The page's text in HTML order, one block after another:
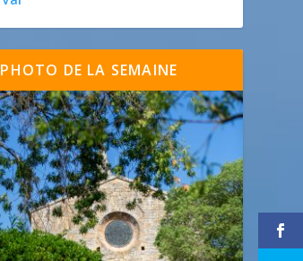
PHOTO DE LA SEMAINE